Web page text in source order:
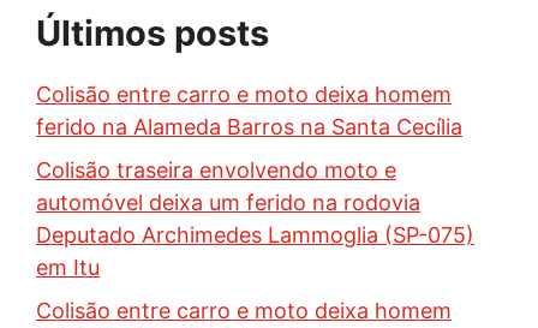
Últimos posts
Colisão entre carro e moto deixa homem
ferido na Alameda Barros na Santa Cecília
Colisão traseira envolvendo moto e
automóvel deixa um ferido na rodovia
Deputado Archimedes Lammoglia (SP-075)
em Itu
Colisão entre carro e moto deixa homem